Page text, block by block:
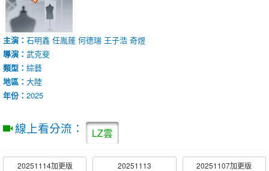
主演： 石明鑫 任胤蓬 何德瑞 王子浩 奇煜
導演： 武克斐
類型： 綜藝
地區： 大陸
年份： 2025
線上看分流： LZ雲
20251114加更版 20251113 20251107加更版